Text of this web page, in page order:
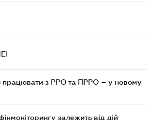
працювати з РРО та ПРРО – у новому
залежить від дій